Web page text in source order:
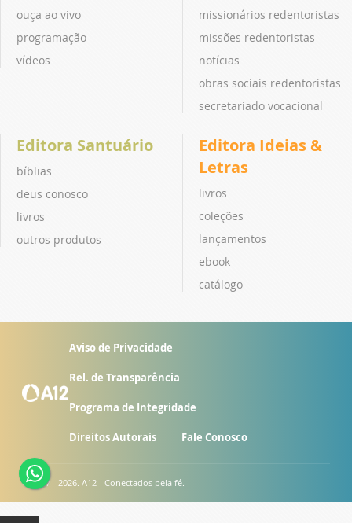
ouça ao vivo
programação
vídeos
missionários redentoristas
missões redentoristas
notícias
obras sociais redentoristas
secretariado vocacional
Editora Santuário
bíblias
deus conosco
livros
outros produtos
Editora Ideias &
Letras
livros
coleções
lançamentos
ebook
catálogo
Aviso de Privacidade
Rel. de Transparência
Programa de Integridade
Direitos Autorais Fale Conosco
© 2007 - 2026. A12 - Conectados pela fé.